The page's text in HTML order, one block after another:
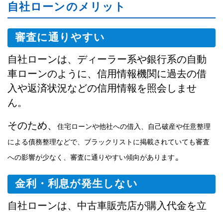
自社ローンのメリット
審査に通りやすい
自社ローンは、ディーラー系や銀行系の自動
車ローンのように、信用情報機関に過去の借
入や返済状況などの信用情報を照会しませ
ん。
そのため、
住宅ローンや他社への借入、自己破産や任意整理
による債務整理などで、ブラックリストに掲載されていても審査
への影響が少なく、審査に通りやすい傾向があります。
金利・利息が発生しない
自社ローンは、中古車販売店が購入代金を立